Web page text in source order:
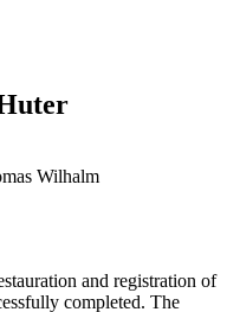
Wilhalm
and registration of
completed. The